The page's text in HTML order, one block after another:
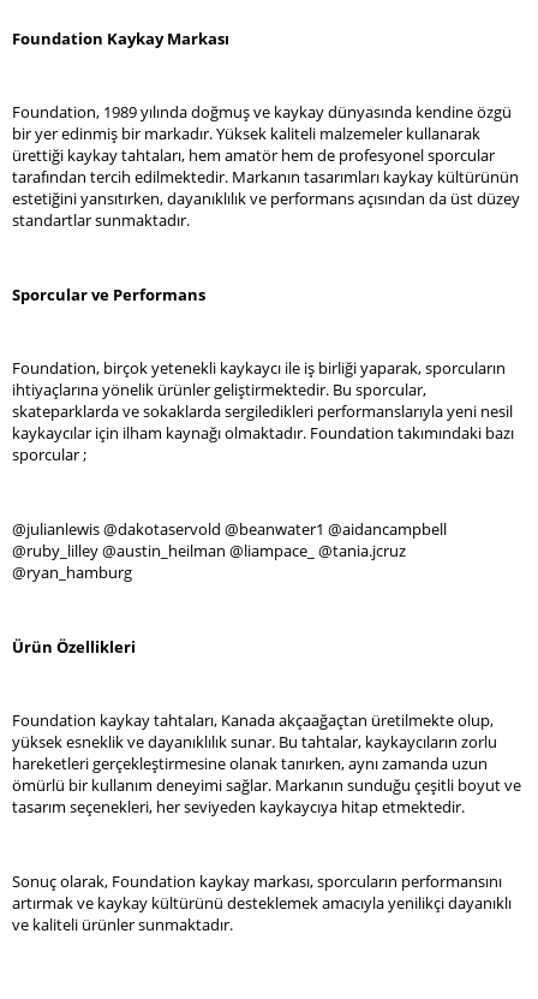
Foundation Kaykay Markası
Foundation, 1989 yılında doğmuş ve kaykay dünyasında kendine özgü
bir yer edinmiş bir markadır. Yüksek kaliteli malzemeler kullanarak
ürettiği kaykay tahtaları, hem amatör hem de profesyonel sporcular
tarafından tercih edilmektedir. Markanın tasarımları kaykay kültürünün
estetiğini yansıtırken, dayanıklılık ve performans açısından da üst düzey
standartlar sunmaktadır.
Sporcular ve Performans
Foundation, birçok yetenekli kaykaycı ile iş birliği yaparak, sporcuların
ihtiyaçlarına yönelik ürünler geliştirmektedir. Bu sporcular,
skateparklarda ve sokaklarda sergiledikleri performanslarıyla yeni nesil
kaykaycılar için ilham kaynağı olmaktadır. Foundation takımındaki bazı
sporcular ;
@julianlewis @dakotaservold @beanwater1 @aidancampbell
@ruby_lilley @austin_heilman @liampace_ @tania.jcruz
@ryan_hamburg
Ürün Özellikleri
Foundation kaykay tahtaları, Kanada akçaağaçtan üretilmekte olup,
yüksek esneklik ve dayanıklılık sunar. Bu tahtalar, kaykaycıların zorlu
hareketleri gerçekleştirmesine olanak tanırken, aynı zamanda uzun
ömürlü bir kullanım deneyimi sağlar. Markanın sunduğu çeşitli boyut ve
tasarım seçenekleri, her seviyeden kaykaycıya hitap etmektedir.
Sonuç olarak, Foundation kaykay markası, sporcuların performansını
artırmak ve kaykay kültürünü desteklemek amacıyla yenilikçi dayanıklı
ve kaliteli ürünler sunmaktadır.